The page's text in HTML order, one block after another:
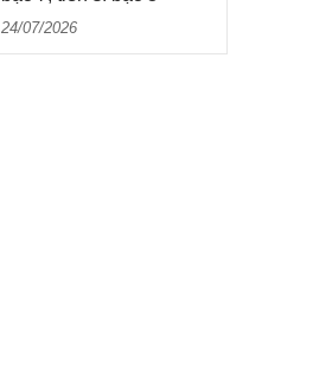
24/07/2026